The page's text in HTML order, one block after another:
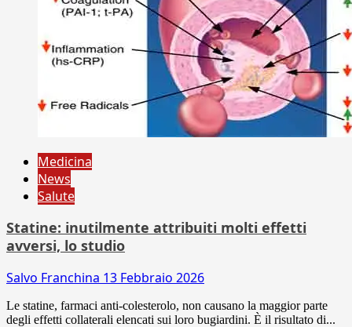
Medicina
News
Salute
Statine: inutilmente attribuiti molti effetti
avversi, lo studio
Salvo Franchina 13 Febbraio 2026
Le statine, farmaci anti-colesterolo, non causano la maggior parte
degli effetti collaterali elencati sui loro bugiardini. È il risultato di...